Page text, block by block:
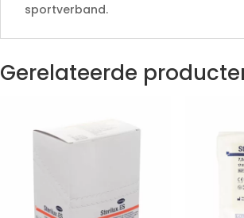
sportverband.
Gerelateerde